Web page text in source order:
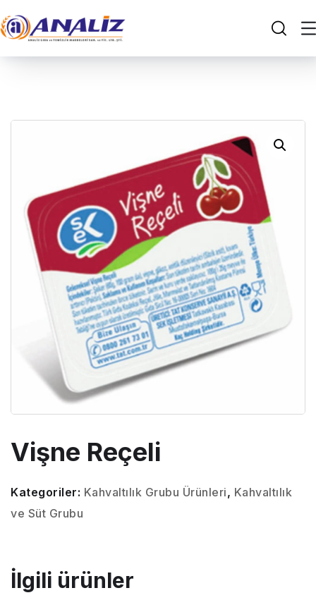
Vişne Reçeli
Kategoriler: Kahvaltılık Grubu Ürünleri, Kahvaltılık
ve Süt Grubu
İlgili ürünler